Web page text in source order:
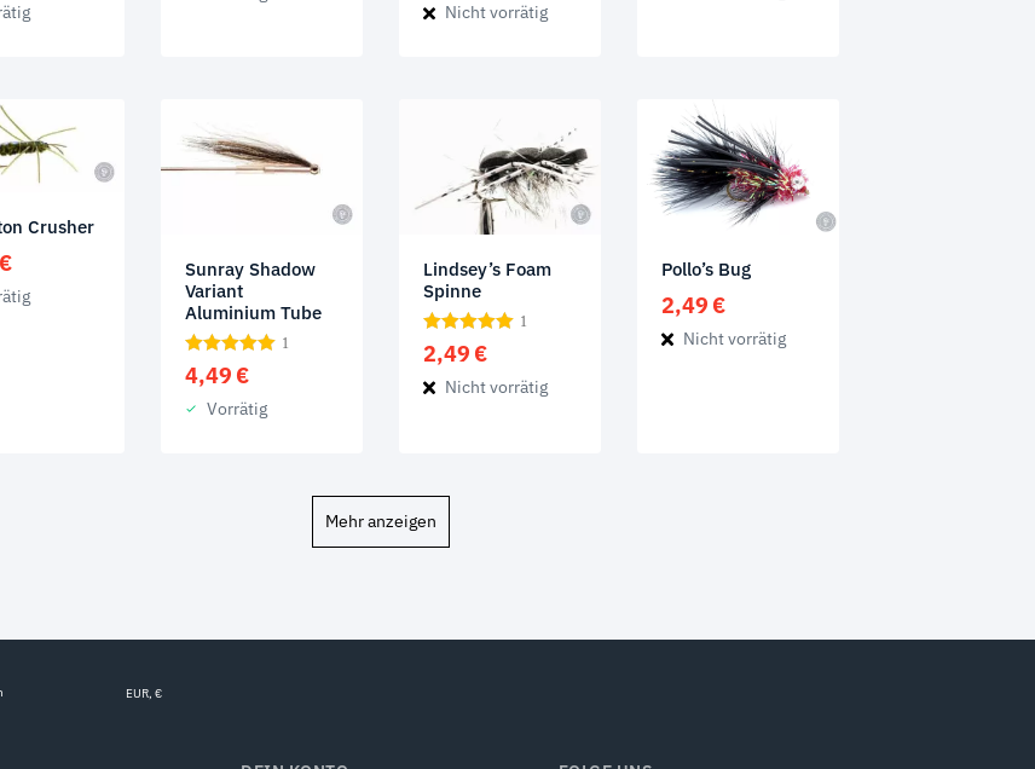
war:
Nicht vorrätig
Crusher
€
Sunray Shadow
Variant
Aluminium Tube
1
4,49 €
Vorrätig
Lindsey’s Foam
Spinne
1
2,49 €
Nicht vorrätig
Pollo’s Bug
2,49 €
Nicht vorrätig
Mehr anzeigen
EUR, €